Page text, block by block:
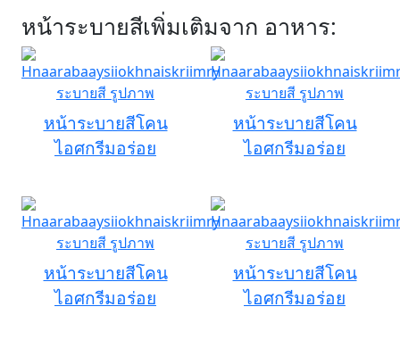
หน้าระบายสีเพิ่มเติมจาก อาหาร:
หน้าระบายสีโคน
ไอศกรีมอร่อย
หน้าระบายสีโคน
ไอศกรีมอร่อย
หน้าระบายสีโคน
ไอศกรีมอร่อย
หน้าระบายสีโคน
ไอศกรีมอร่อย